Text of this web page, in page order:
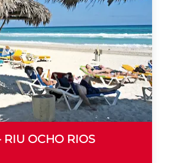
OCHO RIOS